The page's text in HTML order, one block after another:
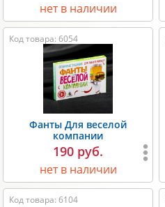
нет в наличии
Код товара: 6054
Фанты Для веселой
компании
190 руб.
нет в наличии
Код товара: 6104